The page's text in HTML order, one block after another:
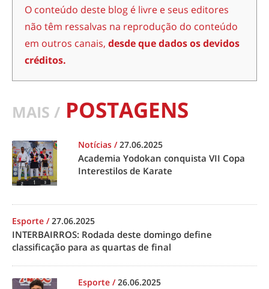
O conteúdo deste blog é livre e seus editores
não têm ressalvas na reprodução do conteúdo
em outros canais, desde que dados os devidos
créditos.
MAIS / POSTAGENS
Notícias /27.06.2025
Academia Yodokan conquista VII Copa
Interestilos de Karate
Esporte /27.06.2025
INTERBAIRROS: Rodada deste domingo define
classificação para as quartas de final
Esporte /26.06.2025